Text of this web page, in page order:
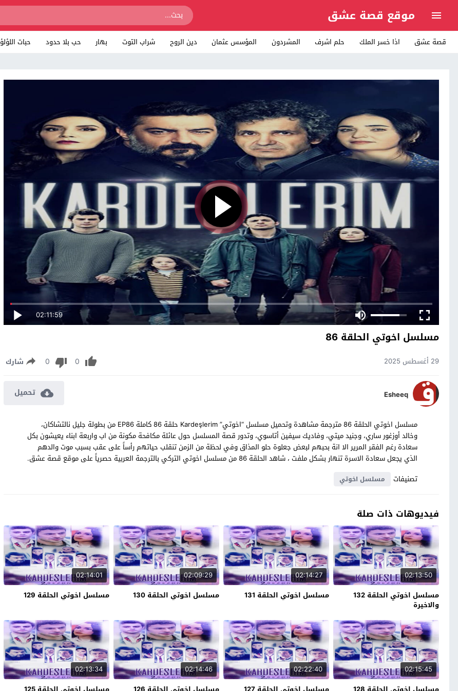
موقع قصة عشق
قصة عشق اذا خسر الملك حلم اشرف المشردون المؤسس عثمان دين الروح شراب التوت بهار حب بلا حدود حبات اللؤلؤ
02:11:59
مسلسل اخوتي الحلقة 86
29 أغسطس 2025 0
0 شارك
Esheeq تحميل
مسلسل اخوتي الحلقة 86 مترجمة مشاهدة وتحميل مسلسل “اخوتي” Kardeşlerim حلقة 86 كاملة EP86 من بطولة جليل نالتشاكان،
وخالد أوزغور ساري، وجنيد ميتي، وفاديك سيفين أتاسوي، وتدور قصة المسلسل حول عائلة مكافحة مكونة من اب واربعة ابناء يعيشون بكل
سعادة رغم الفقر المرير الا انة بحبهم لبعض جعلوة حلو المذاق وفي لحظة من الزمن تنقلب حياتهم رأساً على عقب بسبب موت والدهم
الذي يجعل سعادة الاسرة تنهار بشكل ملفت ، شاهد الحلقة 86 من مسلسل اخوتي التركي بالترجمة العربية حصرياً على موقع قصة عشق.
تصنيفات
مسلسل اخوتي
فيديوهات ذات صلة
02:13:50
مسلسل اخوتي الحلقة 132
والاخيرة
02:14:27
مسلسل اخوتي الحلقة 131
02:09:29
مسلسل اخوتي الحلقة 130
02:14:01
مسلسل اخوتي الحلقة 129
02:15:45
02:22:40
02:14:46
02:13:34